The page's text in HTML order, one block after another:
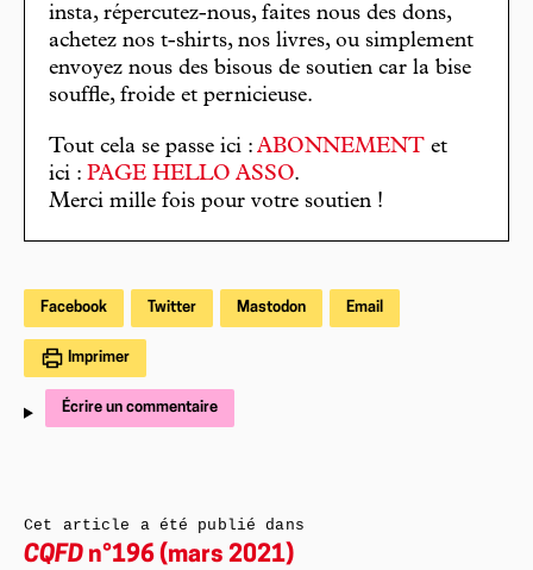
insta, répercutez-nous, faites nous des dons,
achetez nos t-shirts, nos livres, ou simplement
envoyez nous des bisous de soutien car la bise
souffle, froide et pernicieuse.
Tout cela se passe ici : ABONNEMENT et
ici : PAGE HELLO ASSO.
Merci mille fois pour votre soutien !
Facebook Twitter Mastodon Email
Imprimer
Écrire un commentaire
Cet article a été publié dans
CQFD n°196 (mars 2021)